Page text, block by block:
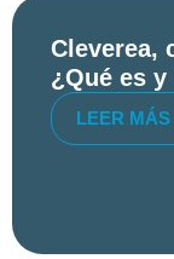
Cleverea,
¿Qué es
LEER MÁS